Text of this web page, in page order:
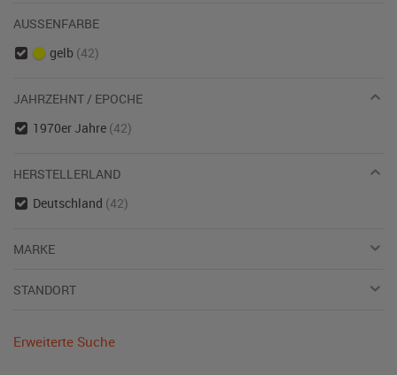
AUSSENFARBE
gelb (42)
JAHRZEHNT / EPOCHE
1970er Jahre (42)
HERSTELLERLAND
Deutschland (42)
MARKE
STANDORT
Erweiterte Suche